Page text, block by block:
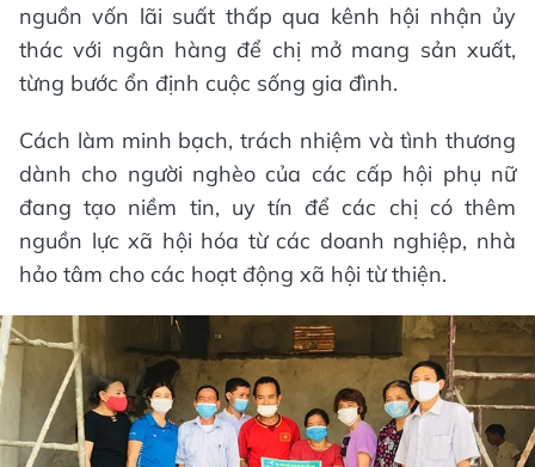
nguồn vốn lãi suất thấp qua kênh hội nhận ủy
thác với ngân hàng để chị mở mang sản xuất,
từng bước ổn định cuộc sống gia đình.
Cách làm minh bạch, trách nhiệm và tình thương
dành cho người nghèo của các cấp hội phụ nữ
đang tạo niềm tin, uy tín để các chị có thêm
nguồn lực xã hội hóa từ các doanh nghiệp, nhà
hảo tâm cho các hoạt động xã hội từ thiện.